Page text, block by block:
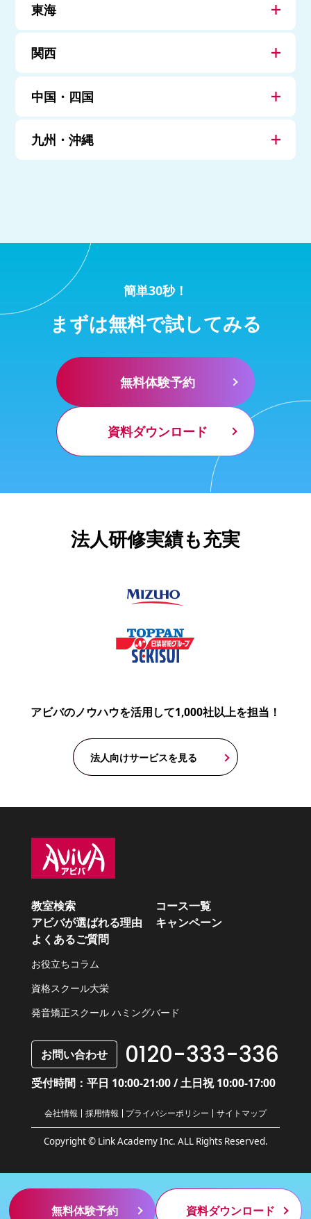
東海
関西
中国・四国
九州・沖縄
簡単30秒！
まずは無料で試してみる
無料体験予約
資料ダウンロード
法人研修実績も充実
アビバのノウハウを活用して1,000社以上を担当！
法人向けサービスを見る
教室検索
コース一覧
アビバが選ばれる理由
キャンペーン
よくあるご質問
お役立ちコラム
資格スクール大栄
発音矯正スクール ハミングバード
お問い合わせ 0120-333-336
受付時間：平日 10:00-21:00 / 土日祝 10:00-17:00
Copyright © Link Academy Inc. ALL Rights Reserved.
会社情報 採用情報 プライバシーポリシー サイトマップ
無料体験予約 資料ダウンロード